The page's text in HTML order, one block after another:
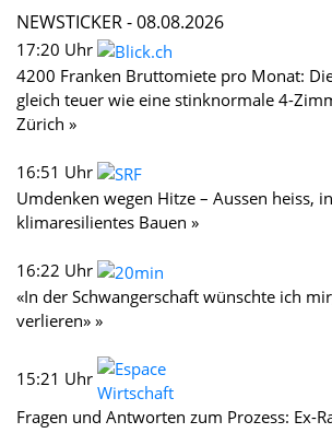
NEWSTICKER -08.08.2026
17:20 Uhr
4200 Franken Bruttomiete pro Monat:
gleich teuer wie eine stinknormale 4-
Zürich »
16:51 Uhr
Umdenken wegen Hitze – Aussen heiss,
klimaresilientes Bauen »
16:22 Uhr
«In der Schwangerschaft wünschte ich
verlieren» »
15:21 Uhr
Fragen und Antworten zum Prozess: Ex-